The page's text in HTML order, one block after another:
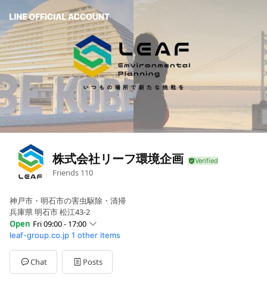
株式会社リーフ環境企画
Friends 110
神戸市・明石市の害虫駆除・清掃
兵庫県 明石市 松江43-2
Open Fri 09:00 - 17:00
Sun09:00 - 17:00
Mon09:00 - 17:00
Tue09:00 - 17:00
Wed09:00 - 17:00
leaf-group.co.jp 1 other items
Chat Posts